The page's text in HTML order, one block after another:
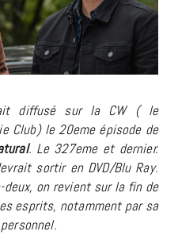
diffusé sur la CW ( le
Club) le 20eme épisode de
. Le 327eme et dernier.
sortir en DVD/Blu Ray.
on revient sur la fin de
esprits, notamment par sa